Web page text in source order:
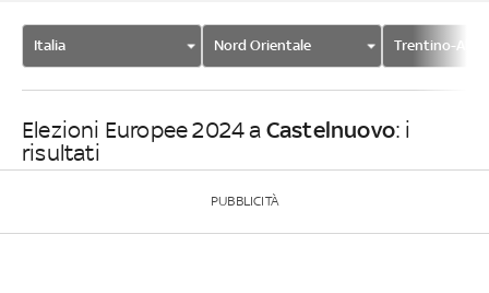
Italia Nord Orientale Trentino-Alto
Elezioni Europee 2024 a Castelnuovo: i
risultati
PUBBLICITÀ